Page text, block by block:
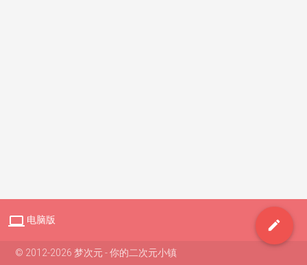

 电脑版
© 2012-2026 梦次元 - 你的二次元小镇